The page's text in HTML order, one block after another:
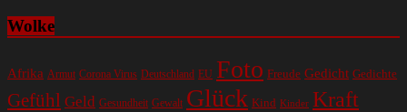
Wolke
Afrika Armut Corona Virus Deutschland EU Foto Freude Gedicht Gedichte
Gefühl Geld Gesundheit Gewalt Glück Kind Kinder Kraft